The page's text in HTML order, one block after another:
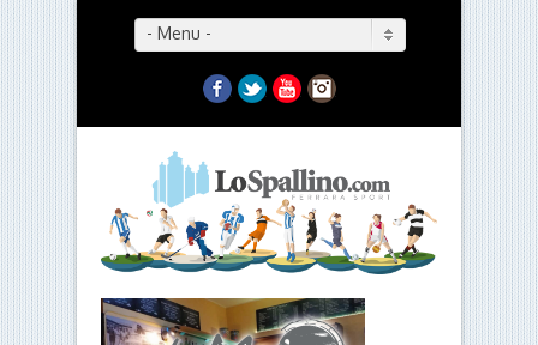
- Menu -
Facebook
TwitterYouTubeInstagram